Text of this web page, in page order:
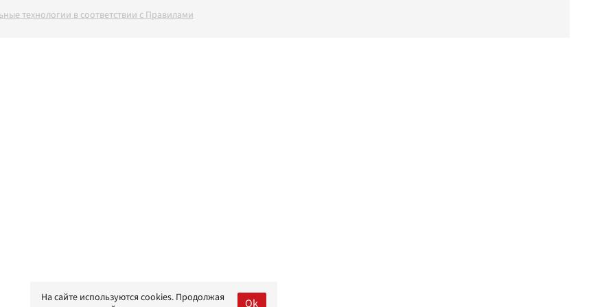
технологии в соответствии с Правилами
На сайте используются cookies. Продолжая
Ok